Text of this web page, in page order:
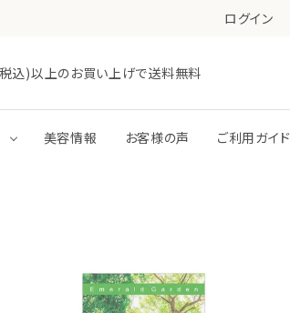
ログイン
込)以上のお買い上げで送料無料
美容情報 お客様の声 ご利用ガイド